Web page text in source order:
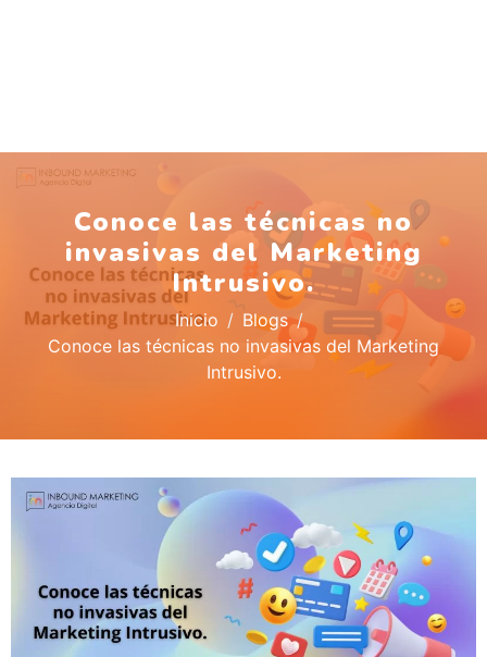
Conoce las técnicas no
invasivas del Marketing
Intrusivo.
Inicio
Blogs
Conoce las técnicas no invasivas del Marketing
Intrusivo.